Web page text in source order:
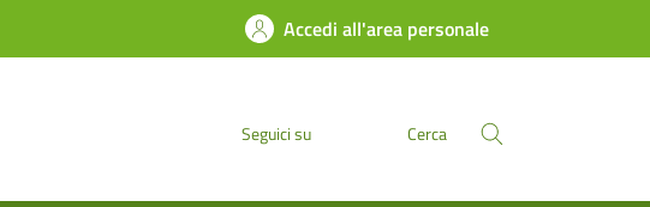
Accedi all'area personale
Seguici su Cerca